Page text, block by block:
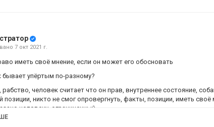
7 окт 2021 г.
иметь своё мнение, если он может его обосновать
бывает упёртым по-разному?
рабство, человек считает что он прав, внутреннее состояние,
позиции, никто не смог опровергнуть, факты, позиции, иметь
человеку, ограниченный.